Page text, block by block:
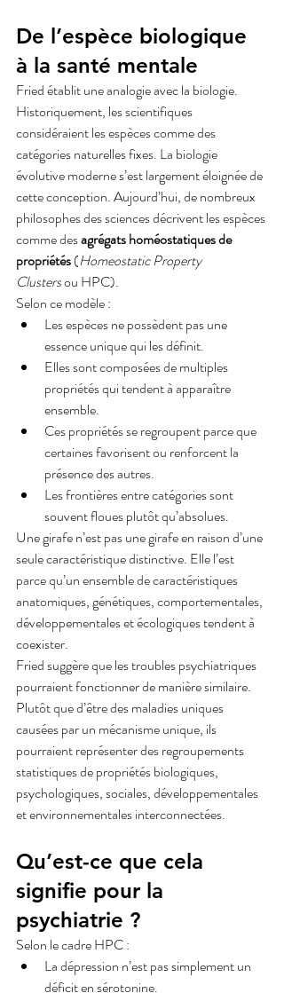
De l’espèce biologique
à la santé mentale
Fried établit une analogie avec la biologie.
Historiquement, les scientifiques
considéraient les espèces comme des
catégories naturelles fixes. La biologie
évolutive moderne s’est largement éloignée de
cette conception. Aujourd’hui, de nombreux
philosophes des sciences décrivent les espèces
comme des agrégats homéostatiques de
propriétés (Homeostatic Property
Clusters ou HPC).
Selon ce modèle :
Les espèces ne possèdent pas une
essence unique qui les définit.
Elles sont composées de multiples
propriétés qui tendent à apparaître
ensemble.
Ces propriétés se regroupent parce que
certaines favorisent ou renforcent la
présence des autres.
Les frontières entre catégories sont
souvent floues plutôt qu’absolues.
Une girafe n’est pas une girafe en raison d’une
seule caractéristique distinctive. Elle l’est
parce qu’un ensemble de caractéristiques
anatomiques, génétiques, comportementales,
développementales et écologiques tendent à
coexister.
Fried suggère que les troubles psychiatriques
pourraient fonctionner de manière similaire.
Plutôt que d’être des maladies uniques
causées par un mécanisme unique, ils
pourraient représenter des regroupements
statistiques de propriétés biologiques,
psychologiques, sociales, développementales
et environnementales interconnectées.
Qu’est-ce que cela
signifie pour la
psychiatrie ?
Selon le cadre HPC :
La dépression n’est pas simplement un
déficit en sérotonine.